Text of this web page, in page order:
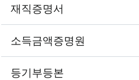
재직증명서
소득금액증명원
등기부등본